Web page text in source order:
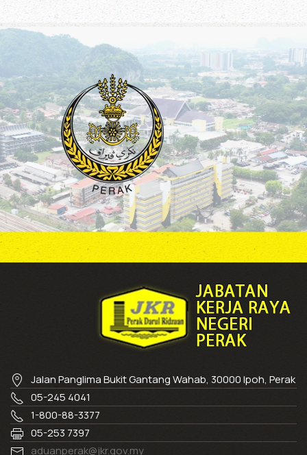
Jalan Panglima Bukit Gantang Wahab, 30000 Ipoh, Perak
05-245 4041
1-800-88-3377
05-253 7397
aduanperak@jkr.gov.my